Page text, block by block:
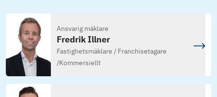
Ansvarig mäklare
Fredrik Illner
Fastighetsmäklare / Franchisetagare
/Kommersiellt